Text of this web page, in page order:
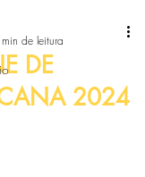
DE
2024
de leitura